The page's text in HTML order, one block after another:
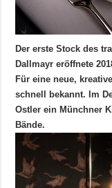
Der erste Stock des
Dallmayr eröffnete
Für eine neue,
schnell bekannt. Im
Ostler ein Münchner
Bände.